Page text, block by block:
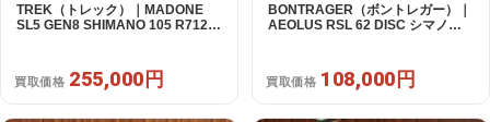
TREK（トレック）｜MADONE
SL5 GEN8 SHIMANO 105 R7120
買取価格 255,000円
BONTRAGER（ボントレガー）｜
AEOLUS RSL 62 DISC シマノフ
買取価格 108,000円